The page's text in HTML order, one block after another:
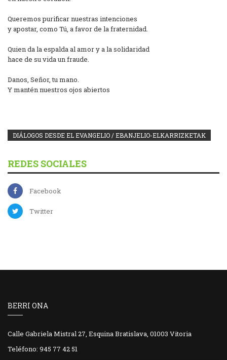
Queremos purificar nuestras intenciones
y apostar, como Tú, a favor de la fraternidad.
Quien da la espalda al amor y a la solidaridad
hace de su vida un fraude.
Danos, Señor, tu mano.
Y mantén nuestros ojos abiertos
DIÁLOGOS DESDE EL EVANGELIO / EBANJELIO-ELKARRIZKETAK
REDES SOCIALES
Facebook
Twitter
BERRI ONA
Calle Gabriela Mistral 27, Esquina Bratislava, 01003 Vitoria
Teléfono: 945 77 42 51